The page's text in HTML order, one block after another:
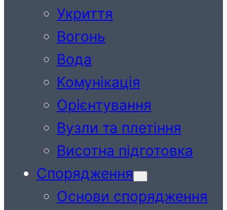
Укриття
Вогонь
Вода
Комунікація
Орієнтування
Вузли та плетіння
Висотна підготовка
Спорядження
Основи спорядження